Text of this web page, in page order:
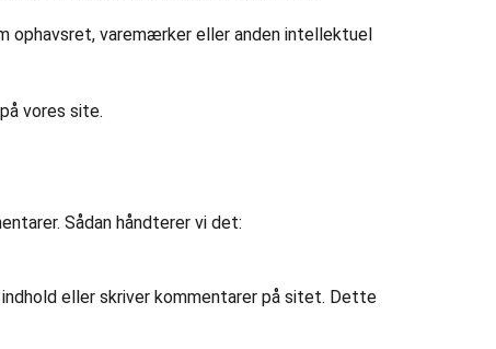
ophavsret, varemærker eller anden intellektuel
vores site.
Sådan håndterer vi det:
indhold eller skriver kommentarer på sitet. Dette